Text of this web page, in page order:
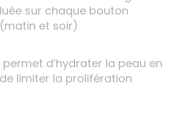
sur chaque bouton
et soir)
d’hydrater la peau en
limiter la prolifération